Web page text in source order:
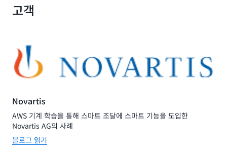
고객
Novartis
AWS 기계 학습을 통해 스마트 조달에 스마트 기능을 도입한
Novartis AG의 사례
블로그 읽기